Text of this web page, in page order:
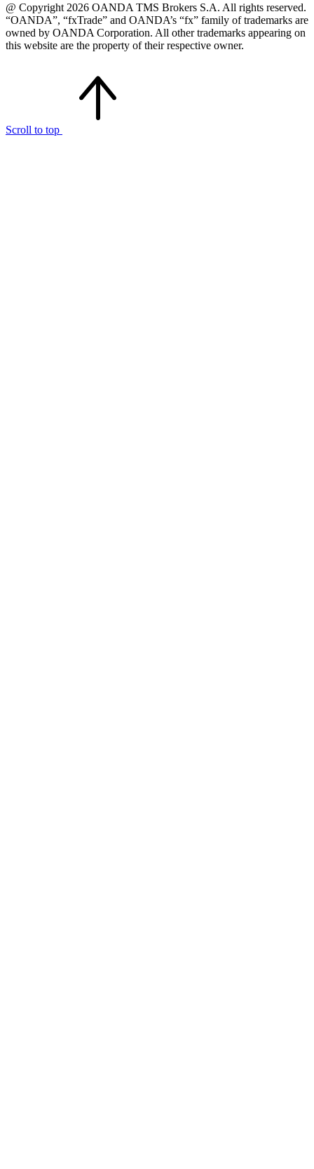
@ Copyright 2026 OANDA TMS Brokers S.A. All rights reserved.
“OANDA”, “fxTrade” and OANDA’s “fx” family of trademarks are
owned by OANDA Corporation. All other trademarks appearing on
this website are the property of their respective owner.
Scroll to top